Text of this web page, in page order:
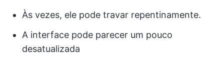
Às vezes, ele pode travar repentinamente.
A interface pode parecer um pouco
desatualizada